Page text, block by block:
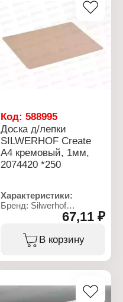
Упаковка:
полиэтиленовая пленка
Код:588995
Доска д/лепки
SILWERHOF Сreate
А4 кремовый, 1мм,
2074420 *250
Характеристики:
Бренд: Silwerhof
Артикул: 2074420
Тип товара: Доска
Назначение: для лепки
Толщина: 1 мм
Форма: прямоугольная
67,11 ₽
В корзину